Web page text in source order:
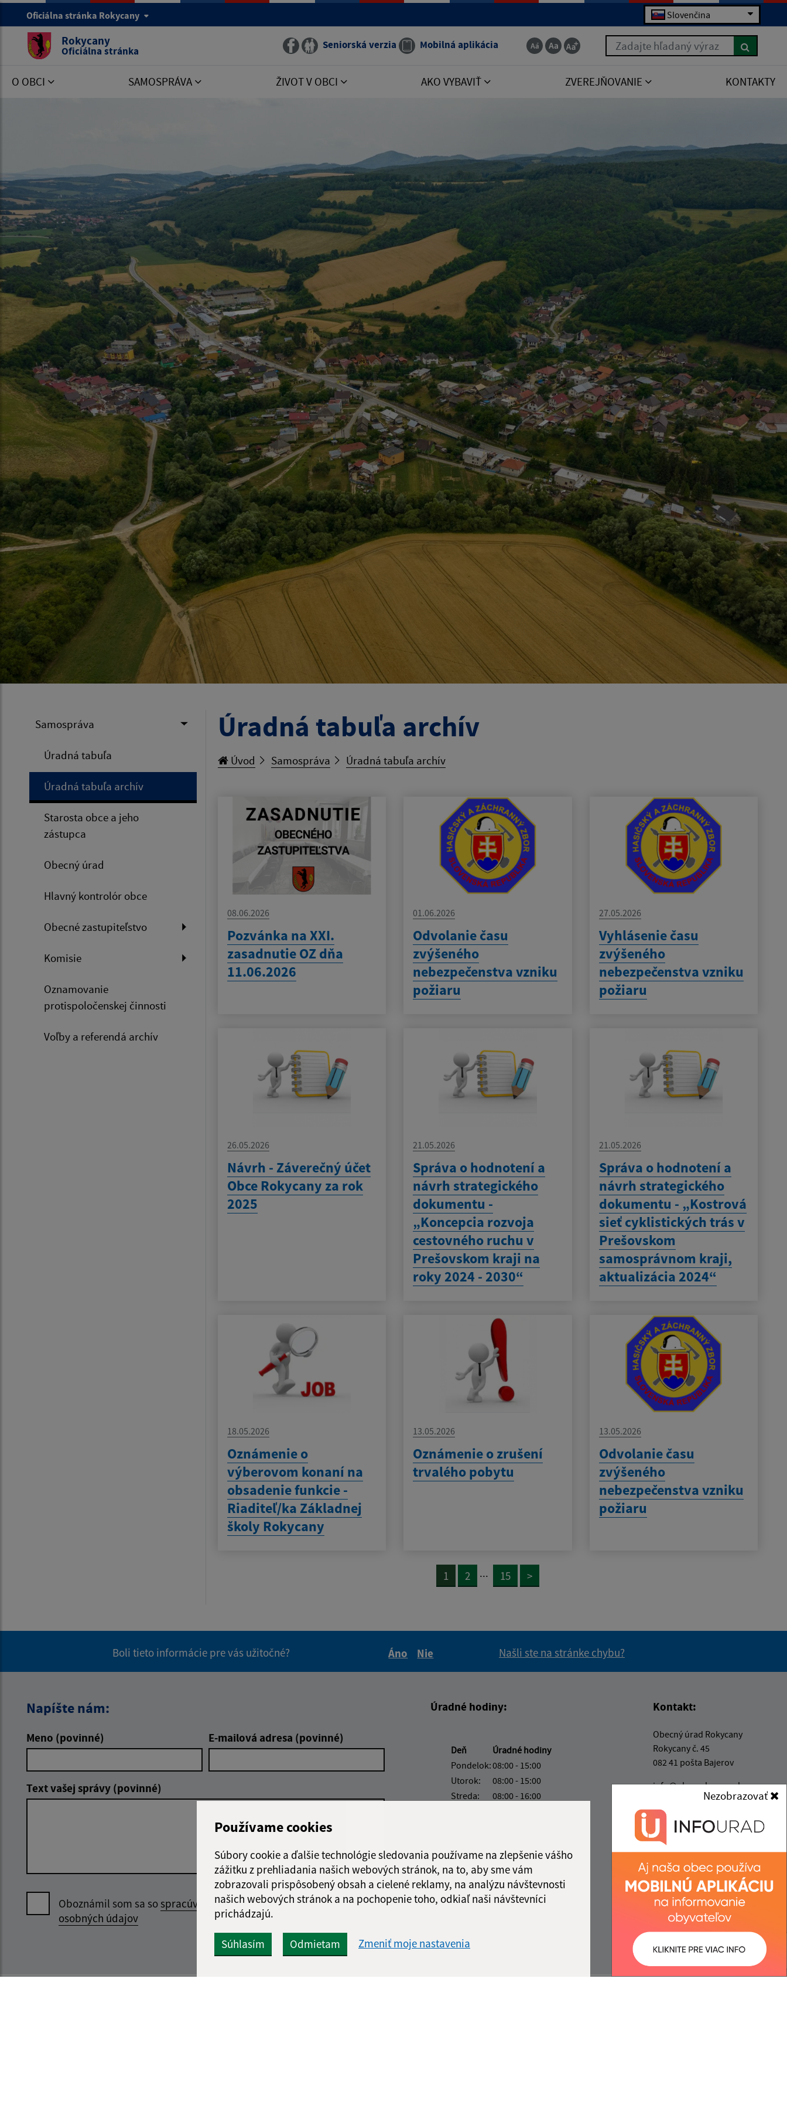
Používame cookies
Súbory cookie a ďalšie technológie sledovania používame na zlepšenie vášho
zážitku z prehliadania našich webových stránok, na to, aby sme vám
zobrazovali prispôsobený obsah a cielené reklamy, na analýzu návštevnosti
našich webových stránok a na pochopenie toho, odkiaľ naši návštevníci
prichádzajú.
Súhlasím Odmietam Zmeniť moje nastavenia
Nezobrazovať
Oficiálna stránka Rokycany Slovenčina
Rokycany
Oficiálna stránka Seniorská verzia Mobilná aplikácia Zadajte hľadaný výraz
O OBCI SAMOSPRÁVA ŽIVOT V OBCI AKO VYBAVIŤ ZVEREJŇOVANIE KONTAKTY
Samospráva
Úradná tabuľa
Úradná tabuľa archív
Starosta obce a jeho
zástupca
Obecný úrad
Hlavný kontrolór obce
Obecné zastupiteľstvo
Komisie
Oznamovanie
protispoločenskej činnosti
Voľby a referendá archív
Úradná tabuľa archív
Úvod Samospráva Úradná tabuľa archív
08.06.2026
Pozvánka na XXI.
zasadnutie OZ dňa
11.06.2026
01.06.2026
Odvolanie času
zvýšeného
nebezpečenstva vzniku
požiaru
27.05.2026
Vyhlásenie času
zvýšeného
nebezpečenstva vzniku
požiaru
26.05.2026
Návrh - Záverečný účet
Obce Rokycany za rok
2025
21.05.2026
Správa o hodnotení a
návrh strategického
dokumentu -
„Koncepcia rozvoja
cestovného ruchu v
Prešovskom kraji na
roky 2024 - 2030“
21.05.2026
Správa o hodnotení a
návrh strategického
dokumentu - „Kostrová
sieť cyklistických trás v
Prešovskom
samosprávnom kraji,
aktualizácia 2024“
18.05.2026
Oznámenie o
výberovom konaní na
obsadenie funkcie -
Riaditeľ/ka Základnej
školy Rokycany
13.05.2026
Oznámenie o zrušení
trvalého pobytu
13.05.2026
Odvolanie času
zvýšeného
nebezpečenstva vzniku
požiaru
1 2 ... 15 >
Boli tieto informácie pre vás užitočné?
Áno
Nie
Našli ste na stránke chybu?
Napíšte nám:
Meno (povinné) E-mailová adresa (povinné)
Text vašej správy (povinné)
Oboznámil som sa sospracúvaním
osobných údajov
Google reCaptcha Response
Odoslať správu
Úradné hodiny:
Deň
Úradné hodiny
Pondelok:08:00 - 15:00
Utorok:
08:00 - 15:00
Streda:
08:00 - 16:00
Kontakt:
Obecný úrad Rokycany
Rokycany č. 45
082 41 pošta Bajerov
info@obecrokycany.sk
+421 911 531 394
IČO: 00327701